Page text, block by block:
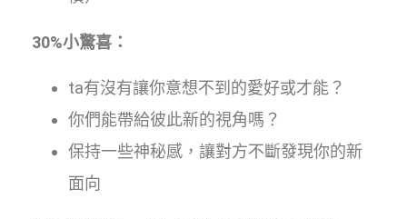
30%小驚喜：
ta有沒有讓你意想不到的愛好或才能？
你們能帶給彼此新的視角嗎？
保持一些神秘感，讓對方不斷發現你的新
面向